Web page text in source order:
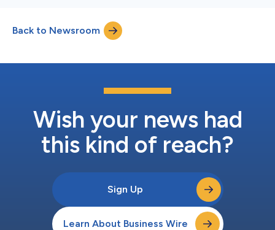
Back to Newsroom
Wish your news had
this kind of reach?
Sign Up
Learn About Business Wire